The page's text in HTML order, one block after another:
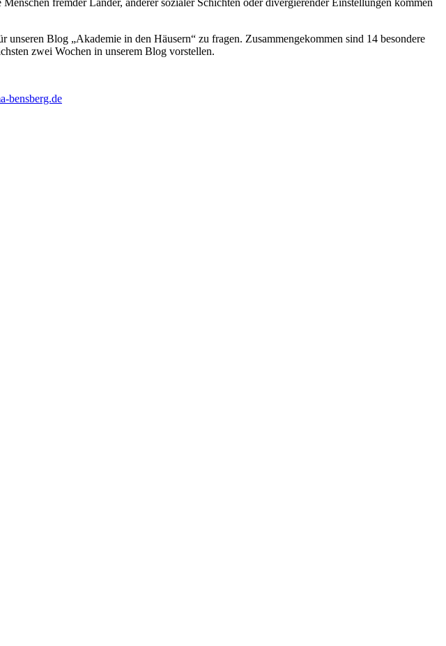
fremder Länder, anderer sozialer Schichten oder divergierender Einstellungen kommen
Blog „Akademie in den Häusern“ zu fragen. Zusammengekommen sind 14 besondere
zwei Wochen in unserem Blog vorstellen.
bensberg.de